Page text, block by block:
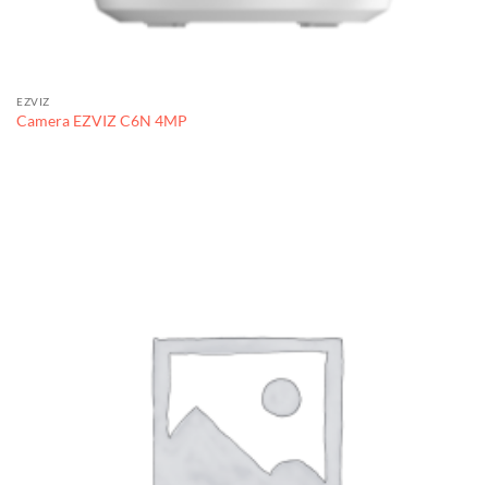
EZVIZ
Camera EZVIZ C6N 4MP